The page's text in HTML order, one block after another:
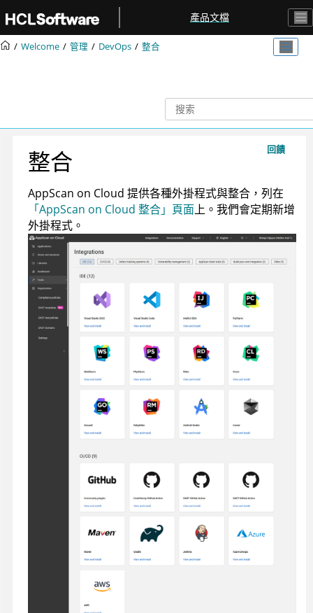
產品文檔
Welcome 管理 DevOps 整合
回饋
整合
AppScan on Cloud 提供各種外掛程式與整合，列在
「AppScan on Cloud 整合」頁面上。我們會定期新增
外掛程式。